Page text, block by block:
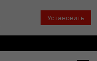
Установить